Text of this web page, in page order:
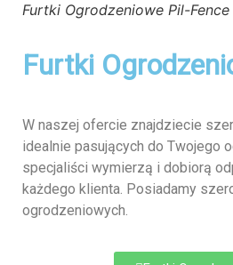
Furtki Ogrodzeniowe Pil-Fence
Furtki
W naszej ofercie znajdziecie
idealnie pasujących do Twojego
specjaliści wymierzą i dobiorą
każdego klienta. Posiadamy
ogrodzeniowych.